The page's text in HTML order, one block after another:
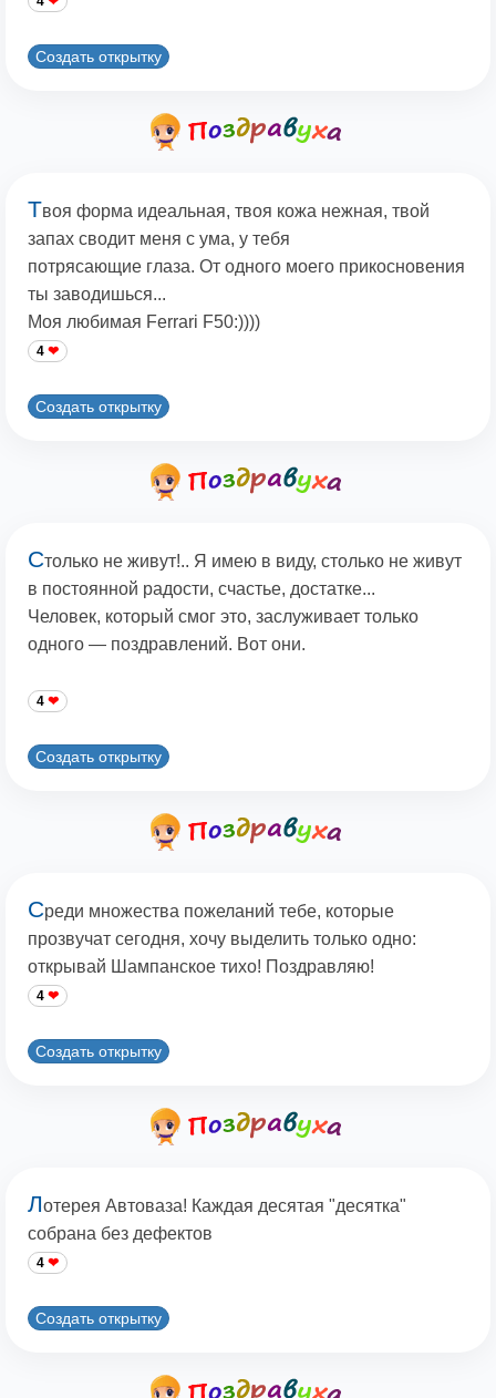
Создать открытку
Твоя форма идеальная, твоя кожа нежная, твой
запах сводит меня с ума, у тебя
потрясающие глаза. От одного моего прикосновения
ты заводишься...
Моя любимая Ferrari F50:))))
4
Создать открытку
Столько не живут!.. Я имею в виду, столько не живут
в постоянной радости, счастье, достатке...
Человек, который смог это, заслуживает только
одного — поздравлений. Вот они.
4
Создать открытку
Среди множества пожеланий тебе, которые
прозвучат сегодня, хочу выделить только одно:
открывай Шампанское тихо! Поздравляю!
4
Создать открытку
Лотерея Автоваза! Каждая десятая "десятка"
собрана без дефектов
4
Создать открытку